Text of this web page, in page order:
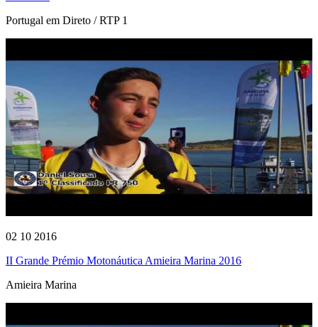
Portugal em Direto / RTP 1
02 10 2016
II Grande Prémio Motonáutica Amieira Marina 2016
Amieira Marina